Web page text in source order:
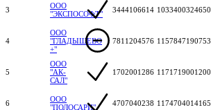
3
ООО
"ЭКСПОСОФТ"
3444106614 1033400324650
4
ООО
"ГЛАДЫШЕВО
+"
7811204576 1157847190753
5
ООО
"АК-
САЛ"
1702001286 1171719001200
6
ООО
"ПОЛОСАРИ"
4707040238 1174704014165